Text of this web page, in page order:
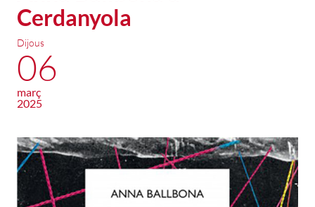
Cerdanyola
Dijous
06
març
2025